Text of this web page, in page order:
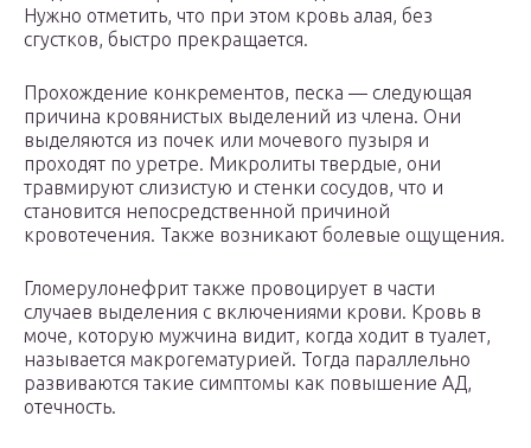
Нужно отметить, что при этом кровь алая, без
сгустков, быстро прекращается.
Прохождение конкрементов, песка — следующая
причина кровянистых выделений из члена. Они
выделяются из почек или мочевого пузыря и
проходят по уретре. Микролиты твердые, они
травмируют слизистую и стенки сосудов, что и
становится непосредственной причиной
кровотечения. Также возникают болевые ощущения.
Гломерулонефрит также провоцирует в части
случаев выделения с включениями крови. Кровь в
моче, которую мужчина видит, когда ходит в туалет,
называется макрогематурией. Тогда параллельно
развиваются такие симптомы как повышение АД,
отечность.